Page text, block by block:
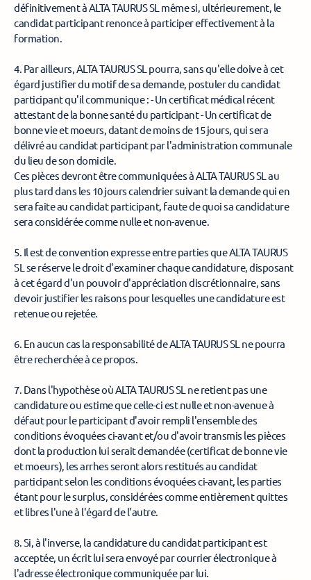
définitivement à ALTA TAURUS SL même si, ultérieurement, le
candidat participant renonce à participer effectivement à la
formation.
4. Par ailleurs, ALTA TAURUS SL pourra, sans qu'elle doive à cet
égard justifier du motif de sa demande, postuler du candidat
participant qu'il communique : - Un certificat médical récent
attestant de la bonne santé du participant - Un certificat de
bonne vie et moeurs, datant de moins de 15 jours, qui sera
délivré au candidat participant par l'administration communale
du lieu de son domicile.
Ces pièces devront être communiquées à ALTA TAURUS SL au
plus tard dans les 10 jours calendrier suivant la demande qui en
sera faite au candidat participant, faute de quoi sa candidature
sera considérée comme nulle et non-avenue.
5. Il est de convention expresse entre parties que ALTA TAURUS
SL se réserve le droit d'examiner chaque candidature, disposant
à cet égard d'un pouvoir d'appréciation discrétionnaire, sans
devoir justifier les raisons pour lesquelles une candidature est
retenue ou rejetée.
6. En aucun cas la responsabilité de ALTA TAURUS SL ne pourra
être recherchée à ce propos.
7. Dans l'hypothèse où ALTA TAURUS SL ne retient pas une
candidature ou estime que celle-ci est nulle et non-avenue à
défaut pour le participant d'avoir rempli l'ensemble des
conditions évoquées ci-avant et/ou d'avoir transmis les pièces
dont la production lui serait demandée (certificat de bonne vie
et moeurs), les arrhes seront alors restitués au candidat
participant selon les conditions évoquées ci-avant, les parties
étant pour le surplus, considérées comme entièrement quittes
et libres l'une à l'égard de l'autre.
8. Si, à l'inverse, la candidature du candidat participant est
acceptée, un écrit lui sera envoyé par courrier électronique à
l'adresse électronique communiquée par lui.